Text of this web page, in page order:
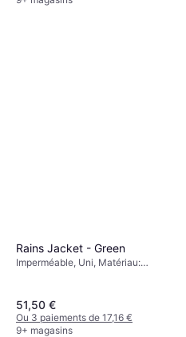
Rains Jacket - Green
Imperméable, Uni, Matériau:
51,50 €
Ou 3 paiements de 17,16 €
9+ magasins